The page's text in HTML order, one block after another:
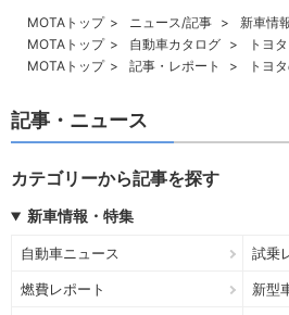
MOTAトップ ニュース/記事 新車情
MOTAトップ
自動車カタログ トヨ
MOTAトップ
記事・レポート トヨ
記事・ニュース
カテゴリーから記事を探す
新車情報・特集
自動車ニュース 試乗
燃費レポート 新型